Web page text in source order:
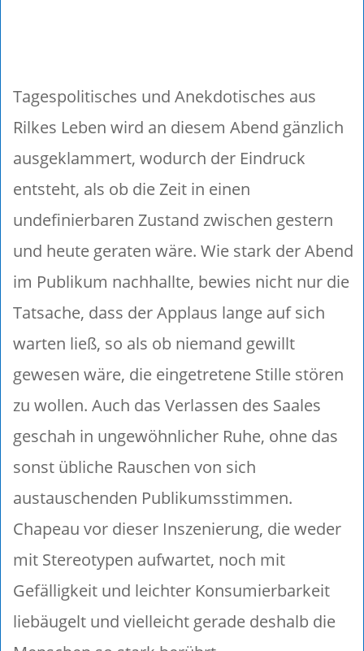
Tagespolitisches und Anekdotisches aus
Rilkes Leben wird an diesem Abend gänzlich
ausgeklammert, wodurch der Eindruck
entsteht, als ob die Zeit in einen
undefinierbaren Zustand zwischen gestern
und heute geraten wäre. Wie stark der Abend
im Publikum nachhallte, bewies nicht nur die
Tatsache, dass der Applaus lange auf sich
warten ließ, so als ob niemand gewillt
gewesen wäre, die eingetretene Stille stören
zu wollen. Auch das Verlassen des Saales
geschah in ungewöhnlicher Ruhe, ohne das
sonst übliche Rauschen von sich
austauschenden Publikumsstimmen.
Chapeau vor dieser Inszenierung, die weder
mit Stereotypen aufwartet, noch mit
Gefälligkeit und leichter Konsumierbarkeit
liebäugelt und vielleicht gerade deshalb die